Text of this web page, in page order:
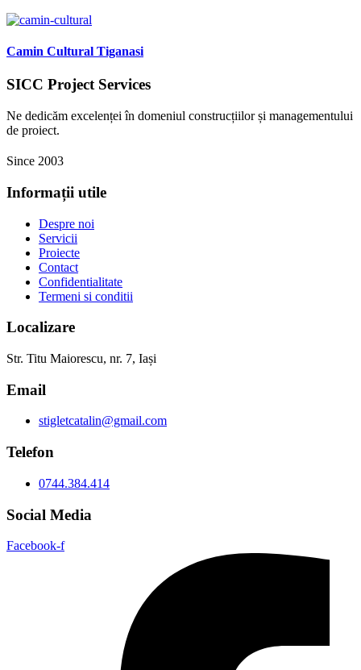
Camin Cultural Tiganasi
SICC Project Services
Ne dedicăm excelenței în domeniul construcțiilor și managementului
de proiect.
Since 2003
Informații utile
Despre noi
Servicii
Proiecte
Contact
Confidentialitate
Termeni si conditii
Localizare
Str. Titu Maiorescu, nr. 7, Iași
Email
stigletcatalin@gmail.com
Telefon
0744.384.414
Social Media
Facebook-f